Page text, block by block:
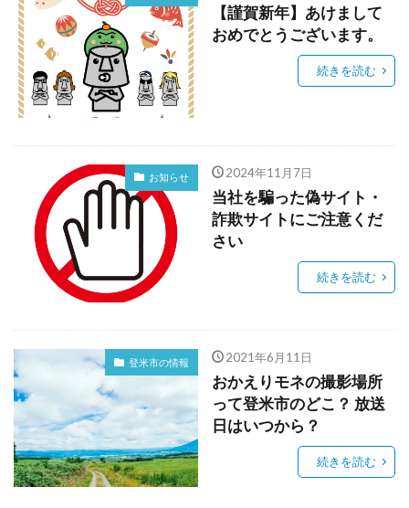
【謹賀新年】あけまして
おめでとうございます。
続きを読む
お知らせ 2024年11月7日
当社を騙った偽サイト・
詐欺サイトにご注意くだ
さい
続きを読む
登米市の情報 2021年6月11日
おかえりモネの撮影場所
って登米市のどこ？ 放送
日はいつから？
続きを読む